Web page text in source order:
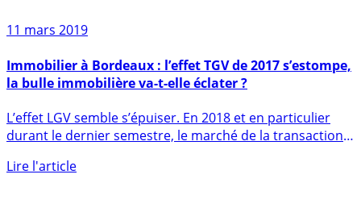
Immobilier à Bordeaux : l’effet TGV de 2017 s’estompe,
L’effet LGV semble s’épuiser. En 2018 et en particulier
durant le dernier semestre, le marché de la transaction
à (...)